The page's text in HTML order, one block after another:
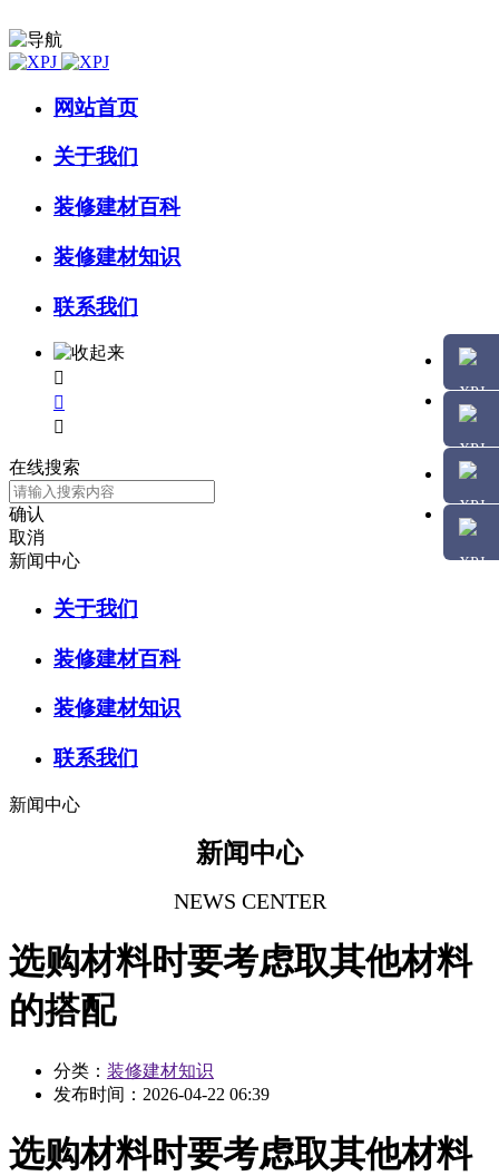
网站首页
关于我们
装修建材百科
装修建材知识
联系我们



在线搜索
确认
取消
新闻中心
关于我们
装修建材百科
装修建材知识
联系我们
新闻中心
新闻中心
NEWS CENTER
选购材料时要考虑取其他材料
的搭配
分类： 装修建材知识
发布时间： 2026-04-22 06:39
选购材料时要考虑取其他材料